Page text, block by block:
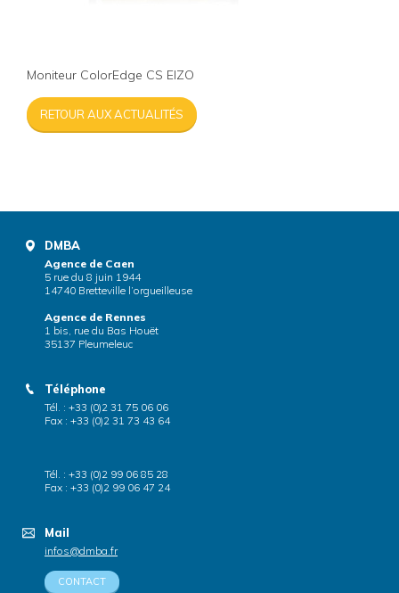
Moniteur ColorEdge CS EIZO
RETOUR AUX ACTUALITÉS
DMBA
Agence de Caen
5 rue du 8 juin 1944
14740 Bretteville l’orgueilleuse
Agence de Rennes
1 bis, rue du Bas Houët
35137 Pleumeleuc
Téléphone
Tél. : +33 (0)2 31 75 06 06
Fax : +33 (0)2 31 73 43 64
Tél. : +33 (0)2 99 06 85 28
Fax : +33 (0)2 99 06 47 24
Mail
infos@dmba.fr
CONTACT